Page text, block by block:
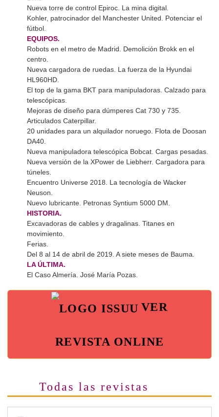
Nueva torre de control Epiroc. La mina digital.
Kohler, patrocinador del Manchester United. Potenciar el
fútbol.
EQUIPOS.
Robots en el metro de Madrid. Demolición Brokk en el
centro.
Nueva cargadora de ruedas. La fuerza de la Hyundai
HL960HD.
El top de la gama BKT para manipuladoras. Calzado para
telescópicas.
Mejoras de diseño para dúmperes Cat 730 y 735.
Articulados Caterpillar.
20 unidades para un alquilador noruego. Flota de Doosan
DA40.
Nueva manipuladora telescópica Bobcat. Cargas pesadas.
Nueva versión de la XPower de Liebherr. Cargadora para
túneles.
Encuentro Universe 2018. La tecnología de Wacker
Neuson.
Nuevo lubricante. Petronas Syntium 5000 DM.
HISTORIA.
Excavadoras de cables y dragalinas. Titanes en
movimiento.
Ferias.
Del 8 al 14 de abril de 2019. A siete meses de Bauma.
LA ÚLTIMA.
El Caso Almería. José María Pozas.
VER
REVISTA ONLINE
Todas las revistas